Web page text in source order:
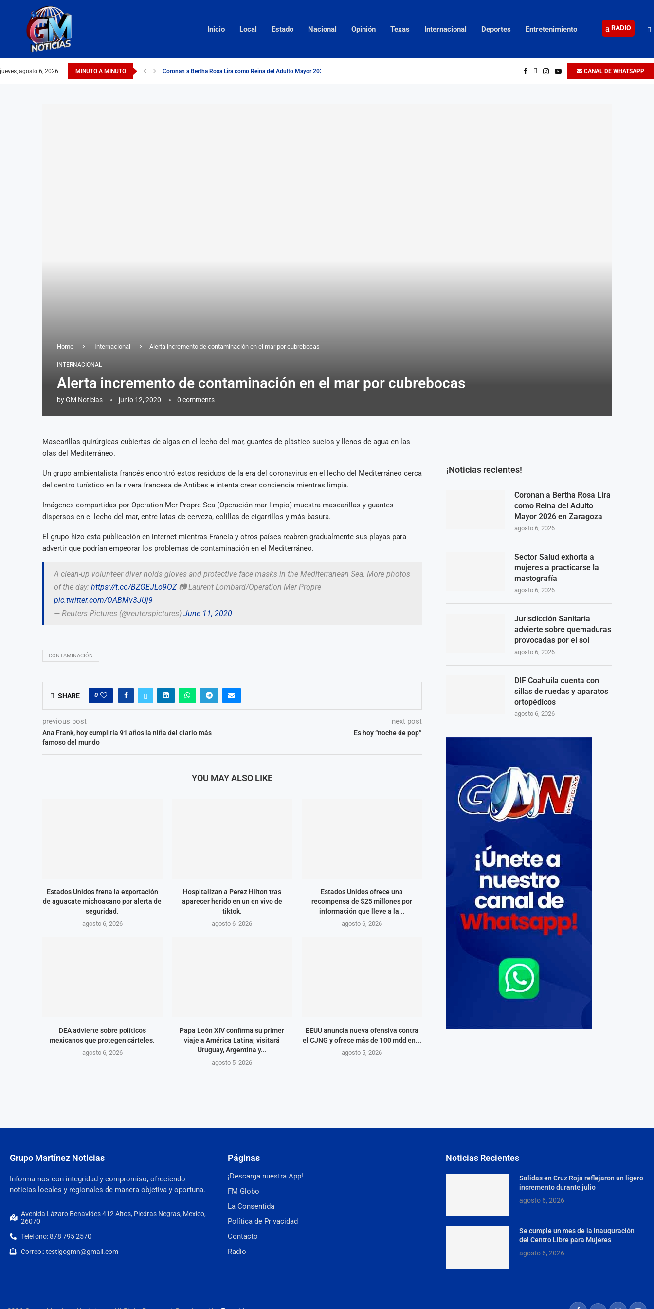
Inicio Local Estado Nacional Opinión Texas Internacional Deportes Entretenimiento RADIO
jueves, agosto 6, 2026 MINUTO A MINUTO Coronan a Bertha Rosa Lira como Reina del Adulto Mayor 2026... CANAL DE WHATSAPP
Home Internacional Alerta incremento de contaminación en el mar por cubrebocas
INTERNACIONAL
Alerta incremento de contaminación en el mar por cubrebocas
byGM Noticias junio 12, 2020 0 comments
Mascarillas quirúrgicas cubiertas de algas en el lecho del mar, guantes de plástico sucios y llenos de agua en las
olas del Mediterráneo.
Un grupo ambientalista francés encontró estos residuos de la era del coronavirus en el lecho del Mediterráneo cerca
del centro turístico en la rivera francesa de Antibes e intenta crear conciencia mientras limpia.
Imágenes compartidas por Operation Mer Propre Sea (Operación mar limpio) muestra mascarillas y guantes
dispersos en el lecho del mar, entre latas de cerveza, colillas de cigarrillos y más basura.
El grupo hizo esta publicación en internet mientras Francia y otros países reabren gradualmente sus playas para
advertir que podrían empeorar los problemas de contaminación en el Mediterráneo.
A clean-up volunteer diver holds gloves and protective face masks in the Mediterranean Sea. More photos
of the day: https://t.co/BZGEJLo9OZ📷 Laurent Lombard/Operation Mer Propre
pic.twitter.com/OABMv3JUj9
— Reuters Pictures (@reuterspictures) June 11, 2020
CONTAMINACIÓN
SHARE 0
previous post
Ana Frank, hoy cumpliría 91 años la niña del diario más
famoso del mundo
next post
Es hoy “noche de pop”
YOU MAY ALSO LIKE
Estados Unidos frena la exportación
de aguacate michoacano por alerta de
seguridad.
agosto 6, 2026
Hospitalizan a Perez Hilton tras
aparecer herido en un en vivo de
tiktok.
agosto 6, 2026
Estados Unidos ofrece una
recompensa de $25 millones por
información que lleve a la...
agosto 6, 2026
DEA advierte sobre políticos
mexicanos que protegen cárteles.
agosto 6, 2026
Papa León XIV confirma su primer
viaje a América Latina; visitará
Uruguay, Argentina y...
agosto 5, 2026
EEUU anuncia nueva ofensiva contra
el CJNG y ofrece más de 100 mdd en...
agosto 5, 2026
¡Noticias recientes!
Coronan a Bertha Rosa Lira
como Reina del Adulto
Mayor 2026 en Zaragoza
agosto 6, 2026
Sector Salud exhorta a
mujeres a practicarse la
mastografía
agosto 6, 2026
Jurisdicción Sanitaria
advierte sobre quemaduras
provocadas por el sol
agosto 6, 2026
DIF Coahuila cuenta con
sillas de ruedas y aparatos
ortopédicos
agosto 6, 2026
Grupo Martínez Noticias
Informamos con integridad y compromiso, ofreciendo
noticias locales y regionales de manera objetiva y oportuna.
Avenida Lázaro Benavides 412 Altos, Piedras Negras, Mexico,
26070
Teléfono: 878 795 2570
Correo:: testigogmn@gmail.com
Páginas
¡Descarga nuestra App!
FM Globo
La Consentida
Política de Privacidad
Contacto
Radio
Noticias Recientes
Salidas en Cruz Roja reflejaron un ligero
incremento durante julio
agosto 6, 2026
Se cumple un mes de la inauguración
del Centro Libre para Mujeres
agosto 6, 2026